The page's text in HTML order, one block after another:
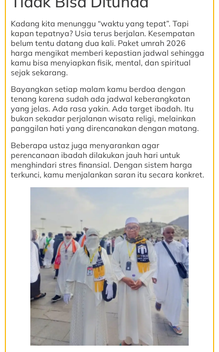
Kadang kita menunggu “waktu yang tepat”. Tapi
kapan tepatnya? Usia terus berjalan. Kesempatan
belum tentu datang dua kali. Paket umrah 2026
harga mengikat memberi kepastian jadwal sehingga
kamu bisa menyiapkan fisik, mental, dan spiritual
sejak sekarang.
Bayangkan setiap malam kamu berdoa dengan
tenang karena sudah ada jadwal keberangkatan
yang jelas. Ada rasa yakin. Ada target ibadah. Itu
bukan sekadar perjalanan wisata religi, melainkan
panggilan hati yang direncanakan dengan matang.
Beberapa ustaz juga menyarankan agar
perencanaan ibadah dilakukan jauh hari untuk
menghindari stres finansial. Dengan sistem harga
terkunci, kamu menjalankan saran itu secara konkret.